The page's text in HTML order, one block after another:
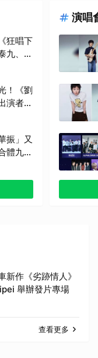
狂唱下
九、朴
曲
！《劉
演者透
童患者
振」又
體九雲
人嚇壞
番外
演唱
新作《劣跡情人》
舉辦發片專場
查看更多